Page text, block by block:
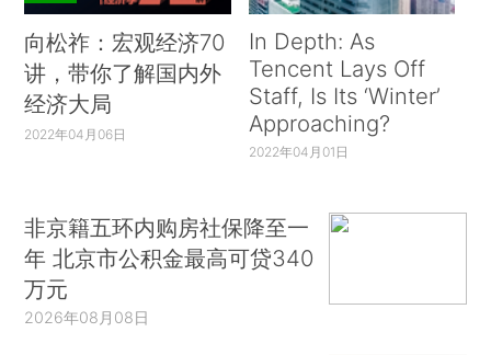
向松祚：宏观经济70
讲，带你了解国内外
经济大局
2022年04月06日
In Depth: As
Tencent Lays Off
Staff, Is Its ‘Winter’
Approaching?
2022年04月01日
非京籍五环内购房社保降至一
年 北京市公积金最高可贷340
万元
2026年08月08日